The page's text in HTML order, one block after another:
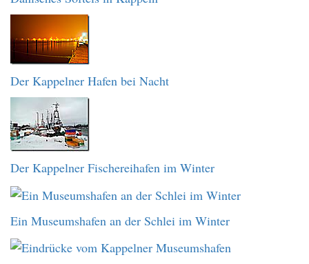
Der Kappelner Hafen bei Nacht
Der Kappelner Fischereihafen im Winter
Ein Museumshafen an der Schlei im Winter